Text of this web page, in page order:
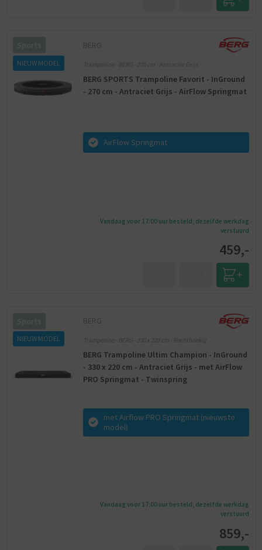
NIEUW MODEL
BERG
Trampoline - BERG - 270 cm - Antraciet Grijs
BERG SPORTS Trampoline Favorit - InGround
- 270 cm - Antraciet Grijs - AirFlow Springmat
AirFlow Springmat
Vandaag voor 17:00 uur besteld, dezelfde werkdag
verstuurd
459,-
NIEUW MODEL
BERG
Trampoline - BERG - 330 x 220 cm - Rechthoekig
BERG Trampoline Ultim Champion - InGround
- 330 x 220 cm - Antraciet Grijs - met AirFlow
PRO Springmat - Twinspring
met Airflow PRO Springmat (nieuwste
model)
Vandaag voor 17:00 uur besteld, dezelfde werkdag
verstuurd
859,-